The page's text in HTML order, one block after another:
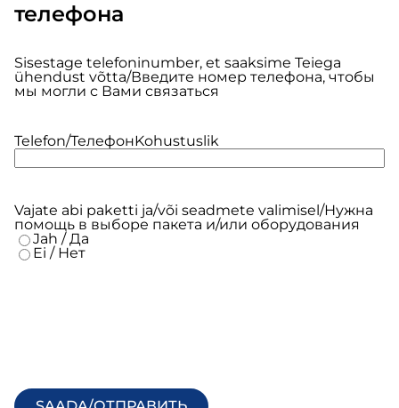
телефона
Sisestage telefoninumber, et saaksime Teiega
ühendust võtta/Введите номер телефона, чтобы
мы могли с Вами связаться
Telefon/ТелефонKohustuslik
Vajate abi paketti ja/või seadmete valimisel/Нужна
помощь в выборе пакета и/или оборудования
Jah / Да
Ei / Нет